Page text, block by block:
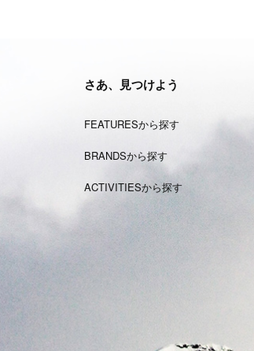
さあ、見つけよう
FEATURESから探す
BRANDSから探す
ACTIVITIESから探す